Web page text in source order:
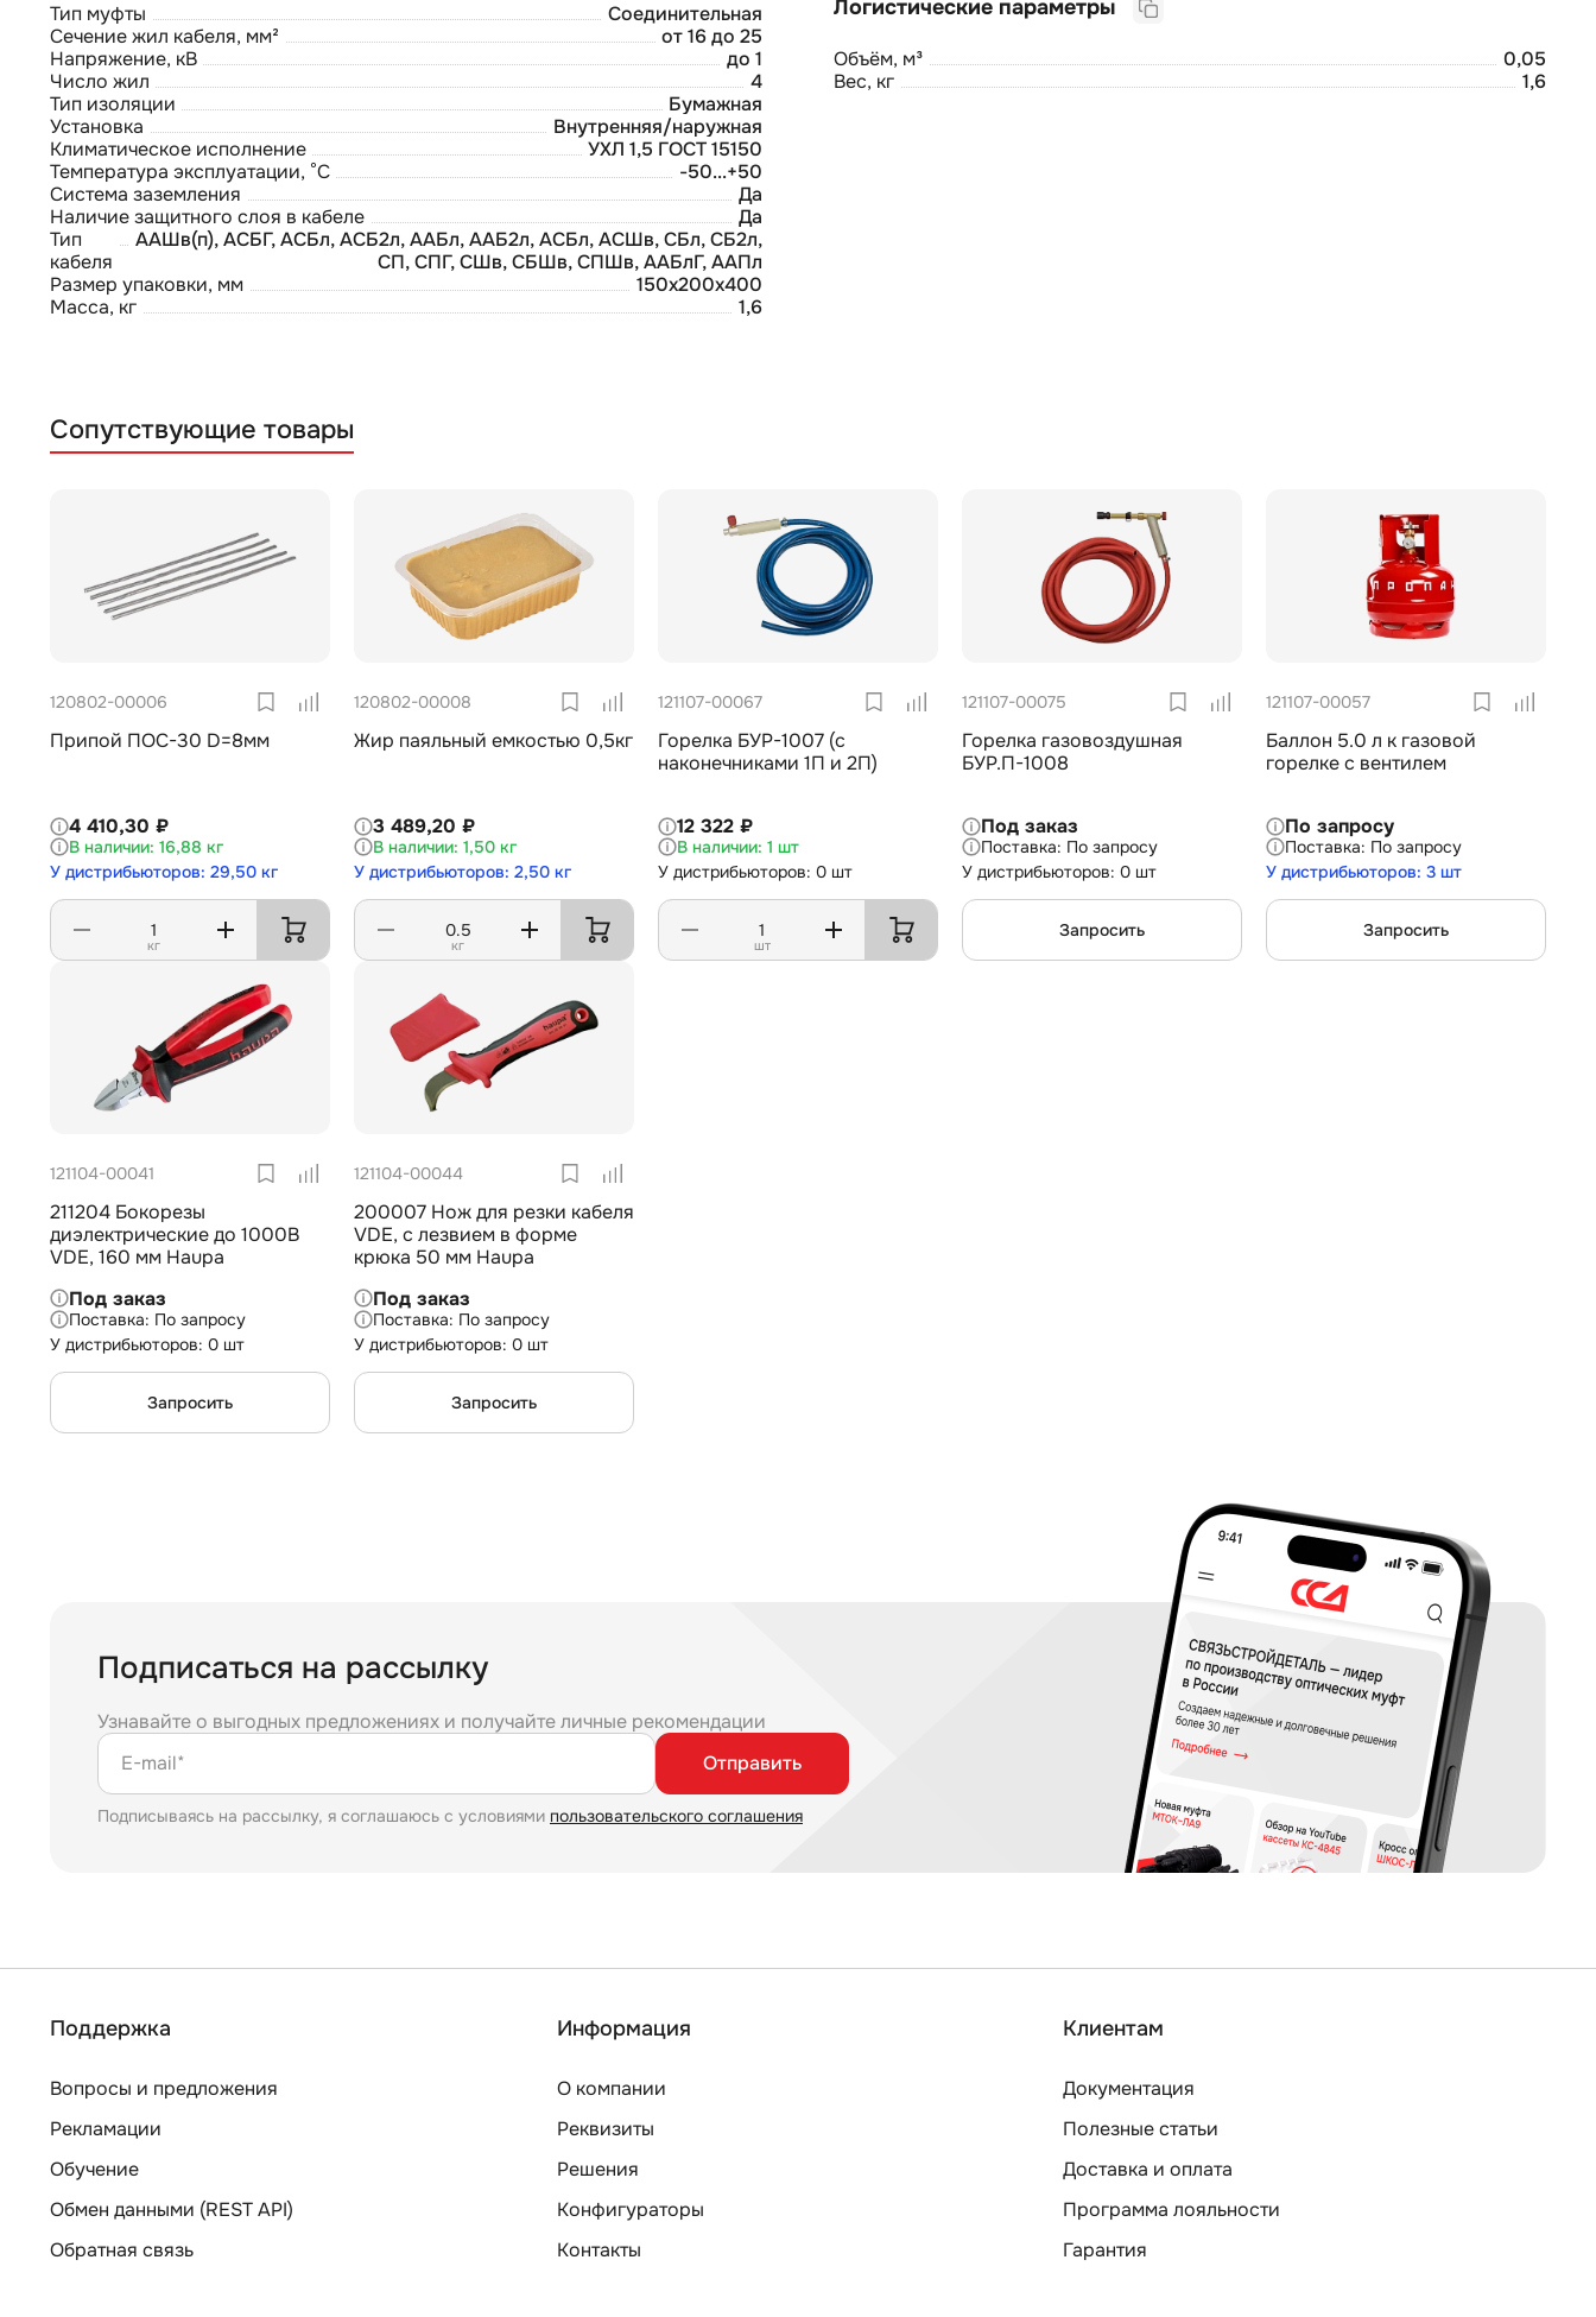
Тип муфты
Соединительная
Сечение жил кабеля, мм²
от 16 до 25
Напряжение, кВ
до 1
Число жил
4
Тип изоляции
Бумажная
Установка
Внутренняя/наружная
Климатическое исполнение
УХЛ 1,5 ГОСТ 15150
Температура эксплуатации, °С
-50...+50
Система заземления
Да
Наличие защитного слоя в кабеле
Да
Тип
кабеля
ААШв(п), АСБГ, АСБл, АСБ2л, ААБл, ААБ2л, АСБл, АСШв, СБл, СБ2л,
СП, СПГ, СШв, СБШв, СПШв, ААБлГ, ААПл
Размер упаковки, мм
150x200x400
Масса, кг
1,6
Объём, м³
0,05
Вес, кг
1,6
Сопутствующие товары
120802-00006
Припой ПОС-30 D=8мм
4 410,30 ₽
16,88 кг
У дистрибьюторов: 29,50 кг
кг
120802-00008
Жир паяльный емкостью 0,5кг
3 489,20 ₽
1,50 кг
У дистрибьюторов: 2,50 кг
кг
121107-00067
Горелка БУР-1007 (с
наконечниками 1П и 2П)
12 322 ₽
1 шт
У дистрибьюторов: 0 шт
шт
121107-00075
Горелка газовоздушная
БУР.П-1008
Под заказ
По запросу
У дистрибьюторов: 0 шт
Запросить
121107-00057
Баллон 5.0 л к газовой
горелке с вентилем
По запросу
По запросу
У дистрибьюторов: 3 шт
Запросить
121104-00041
211204 Бокорезы
диэлектрические до 1000В
VDE, 160 мм Haupa
Под заказ
По запросу
У дистрибьюторов: 0 шт
Запросить
121104-00044
200007 Нож для резки кабеля
VDE, с лезвием в форме
крюка 50 мм Haupa
Под заказ
По запросу
У дистрибьюторов: 0 шт
Запросить
Подписаться на рассылку
Узнавайте о выгодных предложениях и получайте личные рекомендации
E-mail*
Отправить
Подписываясь на рассылку, я соглашаюсь с условиями пользовательского соглашения
Поддержка
Вопросы и предложения
Рекламации
Обучение
Обмен данными (REST API)
Обратная связь
Информация
О компании
Реквизиты
Решения
Конфигураторы
Контакты
Клиентам
Документация
Полезные статьи
Доставка и оплата
Программа лояльности
Гарантия